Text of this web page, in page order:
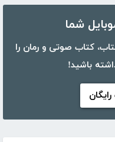
کتابراه، بیش از ۵۰،۰۰۰ کتاب، کتاب صوتی و رمان را
باشید!